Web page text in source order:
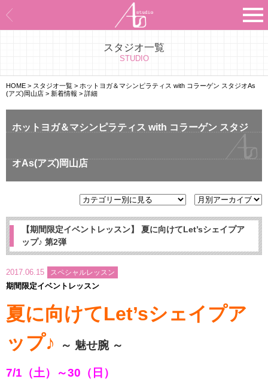
スタジオ一覧
STUDIO
HOME > スタジオ一覧 > ホットヨガ＆マシンピラティス with コラーゲン スタジオAs
(アズ)岡山店 > 新着情報 > 詳細
ホットヨガ＆マシンピラティス with コラーゲン スタジ
オAs(アズ)岡山店
【期間限定イベントレッスン】 夏に向けてLet’sシェイプア
ップ♪ 第2弾
2017.06.15 スペシャルレッスン
期間限定イベントレッスン
夏に向けてLet’sシェイプア
ップ♪
～ 魅せ腕 ～
7/1（土）～30（日）
Asのコンセプト
Asのナビゲーションシステム
施設紹介
よくあるご質問
エビデンス
お客様の声
会社案内